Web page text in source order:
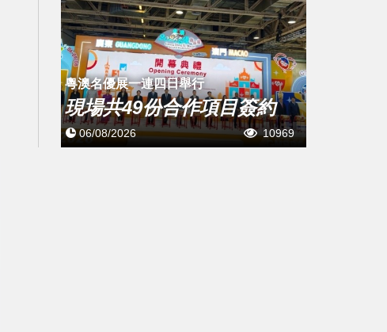
粵澳名優展一連四日舉行
現場共49份合作項目簽約
06/08/2026 10969